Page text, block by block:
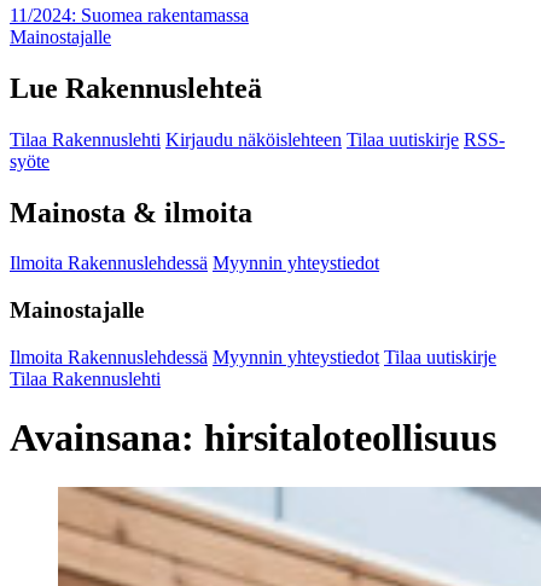
11/2024: Suomea rakentamassa
Mainostajalle
Lue Rakennuslehteä
Tilaa Rakennuslehti Kirjaudu näköislehteen Tilaa uutiskirje RSS-
syöte
Mainosta & ilmoita
Ilmoita Rakennuslehdessä Myynnin yhteystiedot
Mainostajalle
Ilmoita Rakennuslehdessä Myynnin yhteystiedot Tilaa uutiskirje
Tilaa Rakennuslehti
Avainsana: hirsitaloteollisuus